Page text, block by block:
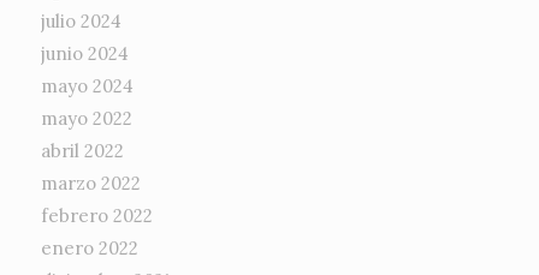
julio 2024
junio 2024
mayo 2024
mayo 2022
abril 2022
marzo 2022
febrero 2022
enero 2022